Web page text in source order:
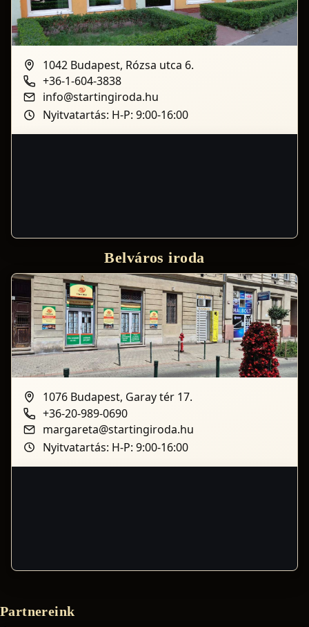
1042 Budapest, Rózsa utca 6.
+36-1-604-3838
info@startingiroda.hu
Nyitvatartás: H-P: 9:00-16:00
Belváros iroda
1076 Budapest, Garay tér 17.
+36-20-989-0690
margareta@startingiroda.hu
Nyitvatartás: H-P: 9:00-16:00
Partnereink